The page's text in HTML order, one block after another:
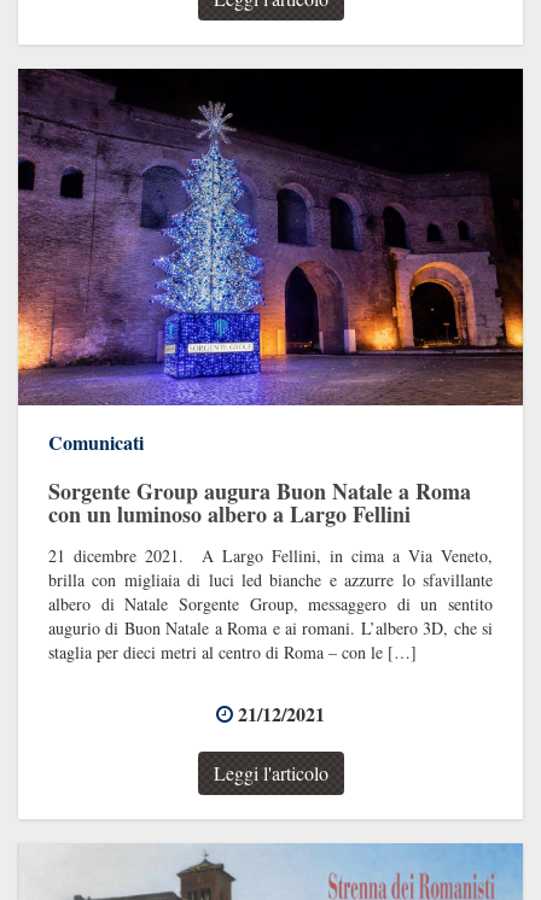
Comunicati
Sorgente Group augura Buon Natale a Roma
con un luminoso albero a Largo Fellini
21 dicembre 2021. A Largo Fellini, in cima a Via Veneto,
brilla con migliaia di luci led bianche e azzurre lo sfavillante
albero di Natale Sorgente Group, messaggero di un sentito
augurio di Buon Natale a Roma e ai romani. L’albero 3D, che si
staglia per dieci metri al centro di Roma – con le […]
21/12/2021
Leggi l'articolo